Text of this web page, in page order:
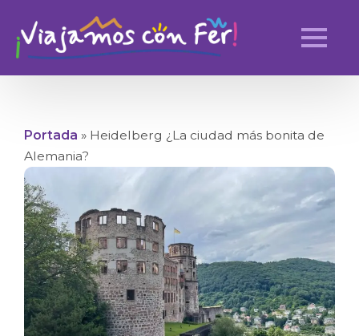
Portada » Heidelberg ¿La ciudad más bonita de
Alemania?